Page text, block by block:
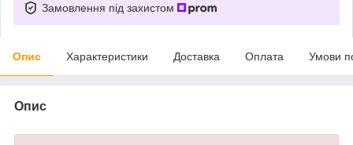
Замовлення під захистом
Опис Характеристики Доставка Оплата Умови
Опис